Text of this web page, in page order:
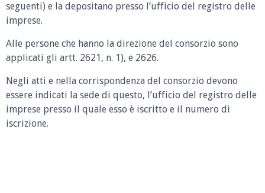
seguenti) e la depositano presso l’ufficio del registro delle
imprese.
Alle persone che hanno la direzione del consorzio sono
applicati gli artt. 2621, n. 1), e 2626.
Negli atti e nella corrispondenza del consorzio devono
essere indicati la sede di questo, l’ufficio del registro delle
imprese presso il quale esso è iscritto e il numero di
iscrizione.